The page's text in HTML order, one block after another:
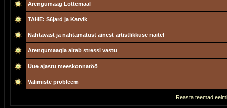
Arengumaag Lottemaal
TAHE: S6jard ja Karvik
Nähtavast ja nähtamatust ainest artistlikkuse näitel
Arengumaagia aitab stressi vastu
Uue ajastu meeskonnatöö
Valimiste probleem
Reasta teemad